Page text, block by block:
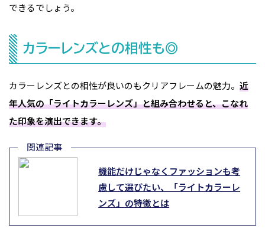
できるでしょう。
カラーレンズとの相性も◎
カラーレンズとの相性が良いのもクリアフレームの魅力。 近
年人気の「ライトカラーレンズ」と組み合わせると、こなれ
た印象を演出できます。
機能だけじゃなくファッションも考
慮して選びたい、「ライトカラーレ
ンズ」の特徴とは